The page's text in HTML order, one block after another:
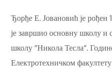
Ђорђе Е. Јовановић је рођен
је завршио основну школу и
школу “Никола Тесла“.
Електротехничком